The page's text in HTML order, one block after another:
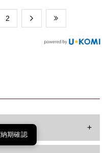
​2
+
期確認